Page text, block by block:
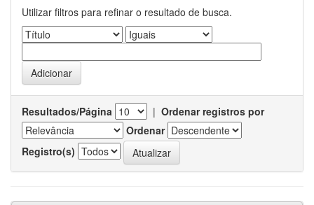
Utilizar filtros para refinar o resultado de busca.
Resultados/Página | Ordenar registros por
Ordenar
Registro(s)